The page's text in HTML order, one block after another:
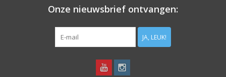
Chionodoxa (Sneeuwroem). Andere soorten in de gids (zoals
Aegopodium podagraria, Zevenblad) zijn weliswaar (op
voorzichtigheid toegepast te worden in tuinen en parken, i.v.m.
hun woekerende eigenschap. Maar zeker is de Basisgids
soorten gemakkelijk wil leren herkennen.
Onze nieuwsbrief ontvangen:
JA, LEUK!